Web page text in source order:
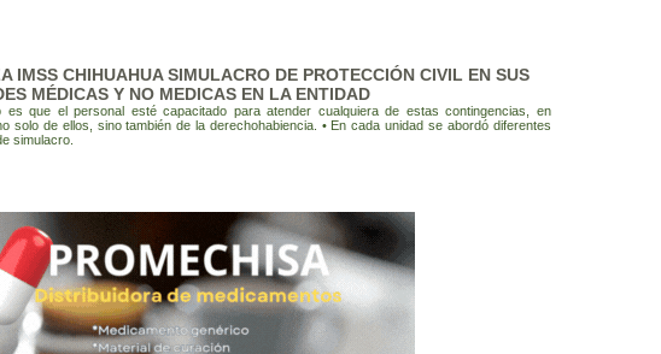
IMSS CHIHUAHUA SIMULACRO DE PROTECCIÓN CIVIL EN SUS
MÉDICAS Y NO MEDICAS EN LA ENTIDAD
es que el personal esté capacitado para atender cualquiera de estas contingencias, en
solo de ellos, sino también de la derechohabiencia. • En cada unidad se abordó diferentes
simulacro.